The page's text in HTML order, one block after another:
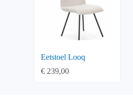
Eetstoel Looq
€ 239,00